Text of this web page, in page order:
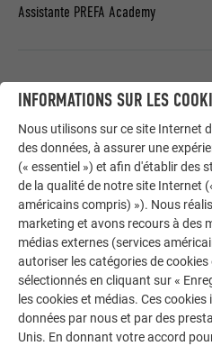
RECHERCHE ERIC SCHACH
+33 6 33 75 92 87
Demander à être
technique.fr@prefa.com
Responsable technique
LAURENT
Assistante PREFA Academy
CAROLE SUIRE
+33 6 31 58 47 87
Demander à être
carole.suire@prefa.com
Assistante de direction
DELPHINE
+33 4 79 44 84 58
Demander à être
Marketing
JUSTINE
+33 7 85 32 34 30
Directeur PREFA France
PASCAL
INFORMATIONS SUR LES
Nous utilisons sur ce site Internet
des données, à assurer une
(« essentiel ») et afin d'établir des
de la qualité de notre site Internet
américains compris) »). Nous
marketing et avons recours à des
médias externes (services
autoriser les catégories de
sélectionnés en cliquant sur «
les cookies et médias. Ces
données par nous et par des
Unis. En donnant votre accord